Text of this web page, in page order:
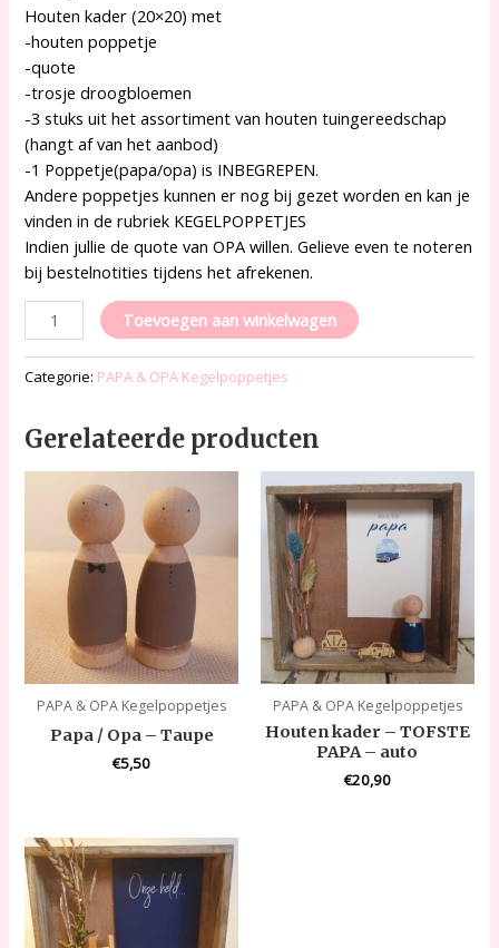
Houten kader (20×20) met
-houten poppetje
-quote
-trosje droogbloemen
-3 stuks uit het assortiment van houten tuingereedschap
(hangt af van het aanbod)
-1 Poppetje(papa/opa) is INBEGREPEN.
Andere poppetjes kunnen er nog bij gezet worden en kan je
vinden in de rubriek KEGELPOPPETJES
Indien jullie de quote van OPA willen. Gelieve even te noteren
bij bestelnotities tijdens het afrekenen.
Toevoegen aan winkelwagen
Categorie: PAPA & OPA Kegelpoppetjes
Gerelateerde producten
PAPA & OPA Kegelpoppetjes
Papa / Opa – Taupe
€5,50
PAPA & OPA Kegelpoppetjes
Houten kader – TOFSTE
PAPA – auto
€20,90